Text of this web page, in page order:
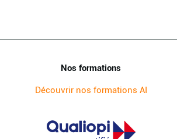
Nos formations
Découvrir nos formations AI